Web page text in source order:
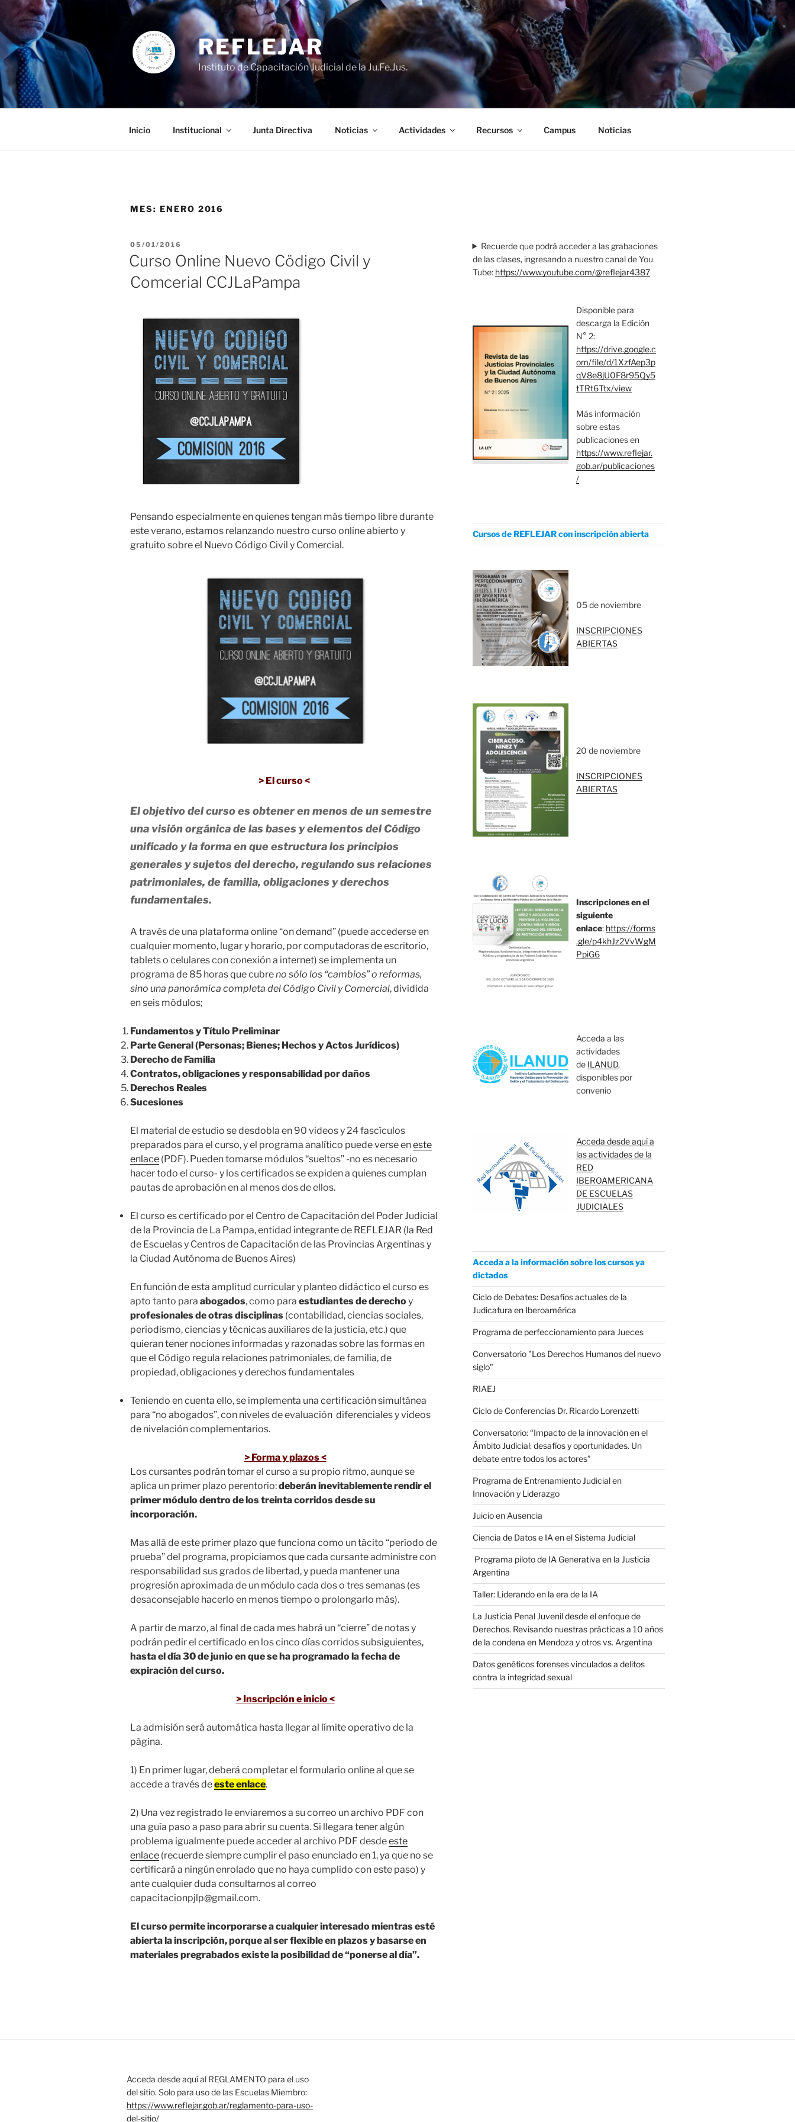
contenido
REFLEJAR
Instituto de Capacitación Judicial de la Ju.Fe.Jus.
Inicio Institucional Junta Directiva Noticias Actividades Recursos Campus Noticias
MES: ENERO 2016
PUBLICADO
EL
05/01/2016
Curso Online Nuevo Cödigo Civil y
Comcerial CCJLaPampa
Pensando especialmente en quienes tengan más tiempo libre durante
este verano, estamos relanzando nuestro curso online abierto y
gratuito sobre el Nuevo Código Civil y Comercial.
> El curso <
El objetivo del curso es obtener en menos de un semestre
una visión orgánica de las bases y elementos del Código
unificado y la forma en que estructura los principios
generales y sujetos del derecho, regulando sus relaciones
patrimoniales, de familia, obligaciones y derechos
fundamentales.
A través de una plataforma online “on demand” (puede accederse en
cualquier momento, lugar y horario, por computadoras de escritorio,
tablets o celulares con conexión a internet) se implementa un
programa de 85 horas que cubreno sólo los “cambios” o reformas,
sino una panorámica completa del Código Civil y Comercial, dividida
en seis módulos;
Fundamentos y Título Preliminar
Parte General (Personas; Bienes; Hechos y Actos Jurídicos)
Derecho de Familia
Contratos, obligaciones y responsabilidad por daños
Derechos Reales
Sucesiones
El material de estudio se desdobla en 90 videos y 24 fascículos
preparados para el curso, y el programa analítico puede verse eneste
enlace (PDF). Pueden tomarse módulos “sueltos” -no es necesario
hacer todo el curso- y los certificados se expiden a quienes cumplan
pautas de aprobación en al menos dos de ellos.
El curso es certificado por el Centro de Capacitación del Poder Judicial
de la Provincia de La Pampa, entidad integrante de REFLEJAR (la Red
de Escuelas y Centros de Capacitación de las Provincias Argentinas y
la Ciudad Autónoma de Buenos Aires)
En función de esta amplitud curricular y planteo didáctico el curso es
apto tanto para abogados, como para estudiantes de derechoy
profesionales de otras disciplinas (contabilidad, ciencias sociales,
periodismo, ciencias y técnicas auxiliares de la justicia, etc.) que
quieran tener nociones informadas y razonadas sobre las formas en
que el Código regula relaciones patrimoniales, de familia, de
propiedad, obligaciones y derechos fundamentales
Teniendo en cuenta ello, se implementa una certificación simultánea
para “no abogados”, con niveles de evaluación diferenciales y videos
de nivelación complementarios.
> Forma y plazos <
Los cursantes podrán tomar el curso a su propio ritmo, aunque se
aplica un primer plazo perentorio:deberán inevitablemente rendir el
primer módulo dentro de los treinta corridos desde su
incorporación.
Mas allá de este primer plazo que funciona como un tácito “período de
prueba” del programa, propiciamos que cada cursante administre con
responsabilidad sus grados de libertad, y pueda mantener una
progresión aproximada de un módulo cada dos o tres semanas (es
desaconsejable hacerlo en menos tiempo o prolongarlo más).
A partir de marzo, al final de cada mes habrá un “cierre” de notas y
podrán pedir el certificado en los cinco días corridos subsiguientes,
hasta el día 30 de junio en que se ha programado la fecha de
expiración del curso.
> Inscripción e inicio <
La admisión será automática hasta llegar al límite operativo de la
página.
1) En primer lugar, deberá completar el formulario online al que se
accede a través deeste enlace.
2) Una vez registrado le enviaremos a su correo un archivo PDF con
una guía paso a paso para abrir su cuenta. Si llegara tener algún
problema igualmente puede acceder al archivo PDF desdeeste
enlace (recuerde siempre cumplir el paso enunciado en 1, ya que no se
certificará a ningún enrolado que no haya cumplido con este paso) y
ante cualquier duda consultarnos al correo
capacitacionpjlp@gmail.com.
El curso permite incorporarse a cualquier interesado mientras esté
abierta la inscripción, porque al ser flexible en plazos y basarse en
materiales pregrabados existe la posibilidad de “ponerse al día”.
Recuerde que podrá acceder a las grabaciones
de las clases, ingresando a nuestro canal de You
Tube: https://www.youtube.com/@reflejar4387
Disponible para
descarga la Edición
N° 2:
https://drive.google.c
om/file/d/1XzfAep3p
qV8e8jU0F8r95Qy5
tTRt6Ttx/view
Más información
sobre estas
publicaciones en
https://www.reflejar.
gob.ar/publicaciones
/
Cursos de REFLEJAR con inscripción abierta
05 de noviembre
INSCRIPCIONES
ABIERTAS
20 de noviembre
INSCRIPCIONES
ABIERTAS
Inscripciones en el
siguiente
enlace: https://forms
.gle/p4khJz2VvWgM
PpiG6
Acceda a las
actividades
de ILANUD,
disponibles por
convenio
Acceda desde aquí a
las actividades de la
RED
IBEROAMERICANA
DE ESCUELAS
JUDICIALES
Acceda a la información sobre los cursos ya
dictados
Ciclo de Debates: Desafíos actuales de la
Judicatura en Iberoamérica
Programa de perfeccionamiento para Jueces
Conversatorio "Los Derechos Humanos del nuevo
siglo"
RIAEJ
Ciclo de Conferencias Dr. Ricardo Lorenzetti
Conversatorio: “Impacto de la innovación en el
Ámbito Judicial: desafíos y oportunidades. Un
debate entre todos los actores”
Programa de Entrenamiento Judicial en
Innovación y Liderazgo
Juicio en Ausencia
Ciencia de Datos e IA en el Sistema Judicial
Programa piloto de IA Generativa en la Justicia
Argentina
Taller: Liderando en la era de la IA
La Justicia Penal Juvenil desde el enfoque de
Derechos. Revisando nuestras prácticas a 10 años
de la condena en Mendoza y otros vs. Argentina
Datos genéticos forenses vinculados a delitos
contra la integridad sexual
Acceda desde aquí al REGLAMENTO para el uso
del sitio. Solo para uso de las Escuelas Miembro:
https://www.reflejar.gob.ar/reglamento-para-uso-
del-sitio/